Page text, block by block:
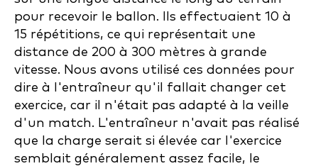
pour recevoir le ballon. Ils effectuaient 10 à
15 répétitions, ce qui représentait une
distance de 200 à 300 mètres à grande
vitesse. Nous avons utilisé ces données pour
dire à l'entraîneur qu'il fallait changer cet
exercice, car il n'était pas adapté à la veille
d'un match. L'entraîneur n'avait pas réalisé
que la charge serait si élevée car l'exercice
semblait généralement assez facile, le